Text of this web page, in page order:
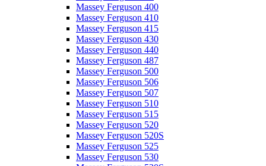
Massey Ferguson 400
Massey Ferguson 410
Massey Ferguson 415
Massey Ferguson 430
Massey Ferguson 440
Massey Ferguson 487
Massey Ferguson 500
Massey Ferguson 506
Massey Ferguson 507
Massey Ferguson 510
Massey Ferguson 515
Massey Ferguson 520
Massey Ferguson 520S
Massey Ferguson 525
Massey Ferguson 530